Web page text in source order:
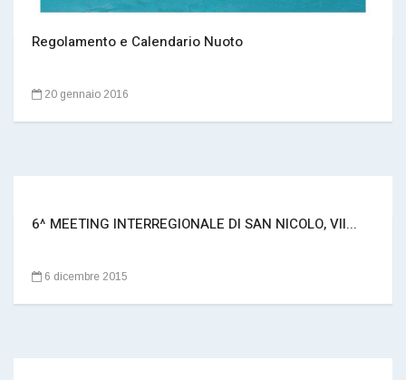
Regolamento e Calendario Nuoto
20 gennaio 2016
6^ MEETING INTERREGIONALE DI SAN NICOLO, VII...
6 dicembre 2015